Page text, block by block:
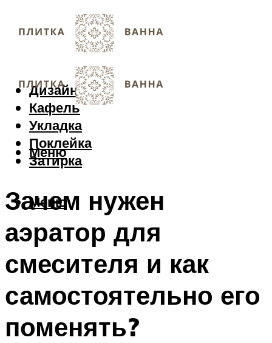
Дизайн
Кафель
Укладка
Поклейка
Затирка
Меню
Меню
Зачем нужен
аэратор для
смесителя и как
самостоятельно его
поменять?